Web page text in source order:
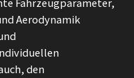
Fahrzeugparameter,
Aerodynamik
den